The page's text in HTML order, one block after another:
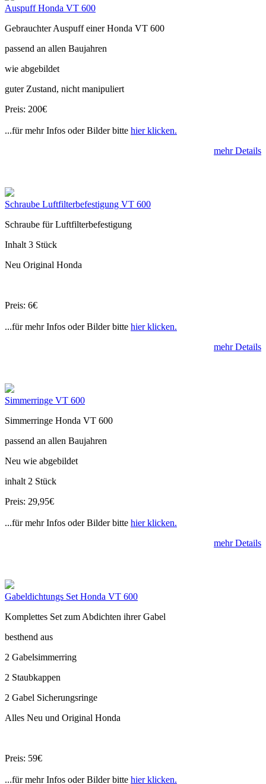
Auspuff Honda VT 600
Gebrauchter Auspuff einer Honda VT 600
passend an allen Baujahren
wie abgebildet
guter Zustand, nicht manipuliert
Preis: 200€
...für mehr Infos oder Bilder bitte hier klicken.
mehr Details
Schraube Luftfilterbefestigung VT 600
Schraube für Luftfilterbefestigung
Inhalt 3 Stück
Neu Original Honda
Preis: 6€
...für mehr Infos oder Bilder bitte hier klicken.
mehr Details
Simmerringe VT 600
Simmerringe Honda VT 600
passend an allen Baujahren
Neu wie abgebildet
inhalt 2 Stück
Preis: 29,95€
...für mehr Infos oder Bilder bitte hier klicken.
mehr Details
Gabeldichtungs Set Honda VT 600
Komplettes Set zum Abdichten ihrer Gabel
besthend aus
2 Gabelsimmerring
2 Staubkappen
2 Gabel Sicherungsringe
Alles Neu und Original Honda
Preis: 59€
...für mehr Infos oder Bilder bitte hier klicken.